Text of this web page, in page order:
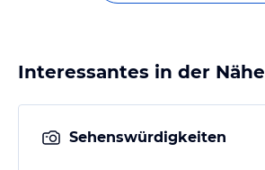
Interessantes in der Nähe
Sehenswürdigkeiten